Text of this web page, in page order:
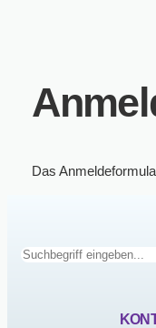
Das
Suchen